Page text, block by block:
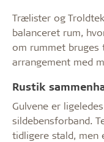
Trælister og
balanceret rum,
om rummet
arrangement med
Rustik
Gulvene er
sildebensforband.
tidligere stald, men